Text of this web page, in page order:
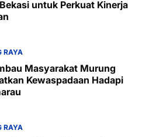
untuk Perkuat Kinerja
RAYA
Masyarakat Murung
Kewaspadaan Hadapi
RAYA